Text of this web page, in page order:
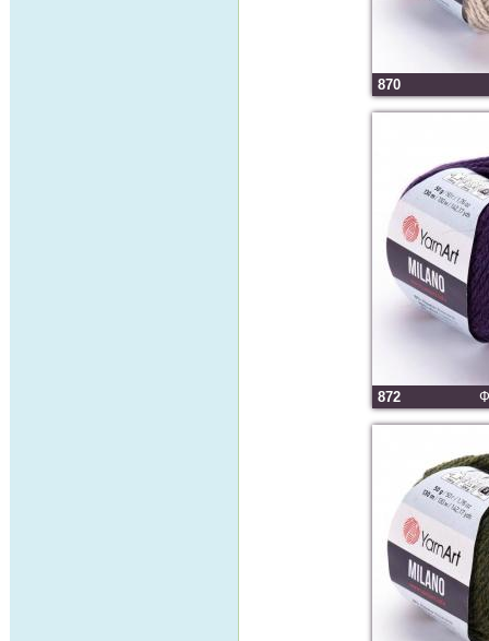
870
872